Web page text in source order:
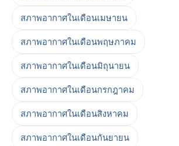
สภาพอากาศในเดือนเมษายน
สภาพอากาศในเดือนพฤษภาคม
สภาพอากาศในเดือนมิถุนายน
สภาพอากาศในเดือนกรกฎาคม
สภาพอากาศในเดือนสิงหาคม
สภาพอากาศในเดือนกันยายน